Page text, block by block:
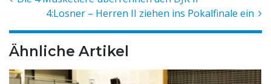
4:Losner – Herren II ziehen ins Pokalfinale ein
Ähnliche Artikel